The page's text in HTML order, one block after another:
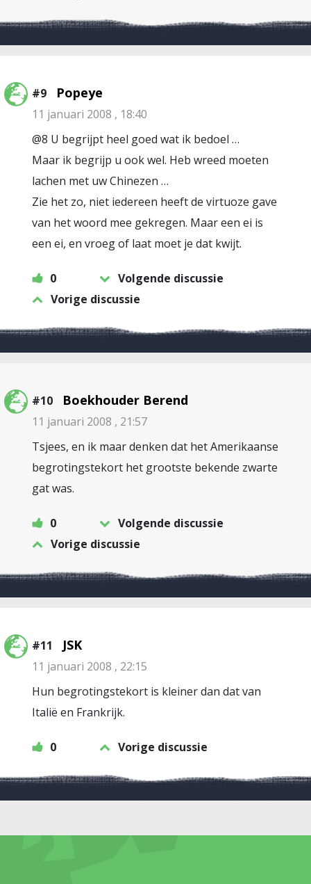
#9 Popeye
11 januari 2008 , 18:40
@8 U begrijpt heel goed wat ik bedoel …
Maar ik begrijp u ook wel. Heb wreed moeten
lachen met uw Chinezen …
Zie het zo, niet iedereen heeft de virtuoze gave
van het woord mee gekregen. Maar een ei is
een ei, en vroeg of laat moet je dat kwijt.
0
Volgende discussie
Vorige discussie
#10 Boekhouder Berend
11 januari 2008 , 21:57
Tsjees, en ik maar denken dat het Amerikaanse
begrotingstekort het grootste bekende zwarte
gat was.
0
Volgende discussie
Vorige discussie
#11 JSK
11 januari 2008 , 22:15
Hun begrotingstekort is kleiner dan dat van
Italië en Frankrijk.
0 Vorige discussie